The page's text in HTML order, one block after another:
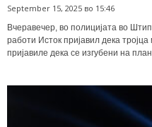
September 15, 2025 во 15:46
Вчеравечер, во полицијата во
работи Исток пријавил дека
пријавиле дека се изгубени на